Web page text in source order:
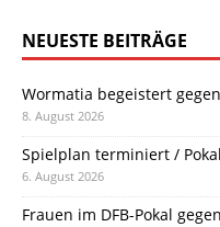
NEUESTE BEITRÄGE
Wormatia begeistert
8. August 2026
Spielplan terminiert /
6. August 2026
Frauen im DFB-Pokal